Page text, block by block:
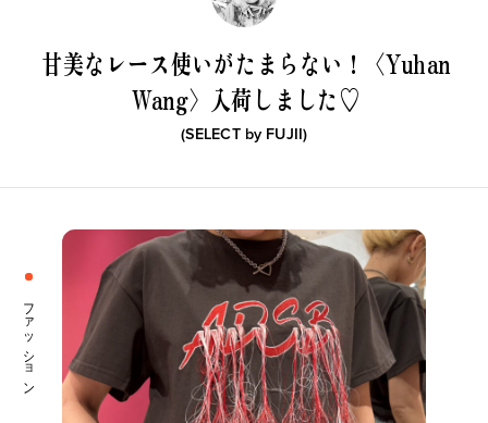
甘美なレース使いがたまらない！ 〈Yuhan
Wang〉入荷しました♡
(SELECT by FUJII)
ファッション